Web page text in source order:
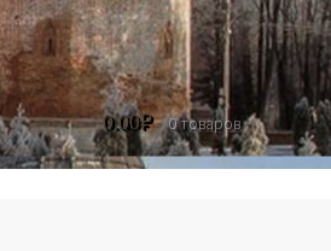
0.00₽ 0 товаров